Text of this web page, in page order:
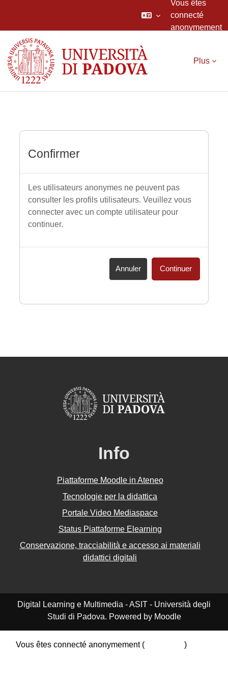
Vous êtes
connecté
anonymement
Plus
Confirmer
Les utilisateurs anonymes ne peuvent pas
consulter les profils utilisateurs. Veuillez vous
connecter avec un compte utilisateur pour
continuer.
Annuler Continuer
Info
Piattaforme Moodle in Ateneo
Tecnologie per la didattica
Portale Video Mediaspace
Status Piattaforme Elearning
Conservazione, tracciabilità e accesso ai materiali
didattici digitali
Digital Learning e Multimedia - ASIT - Università degli
Studi di Padova. Powered by Moodle
Vous êtes connecté anonymement (
)